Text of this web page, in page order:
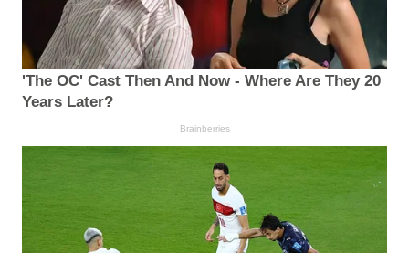
'The OC' Cast Then And Now - Where Are They 20
Years Later?
Brainberries